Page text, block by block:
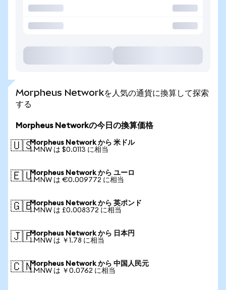
Morpheus Networkを人気の通貨に換算して探索
する
Morpheus Networkの今日の換算価格
🇺🇸Morpheus Network から 米ドル
1 MNW は $0.0113 に相当
🇪🇺Morpheus Network から ユーロ
1 MNW は €0.009772 に相当
🇬🇧Morpheus Network から 英ポンド
1 MNW は £0.008372 に相当
🇯🇵Morpheus Network から 日本円
1 MNW は ￥1.78 に相当
🇨🇳Morpheus Network から 中国人民元
1 MNW は ￥0.0762 に相当